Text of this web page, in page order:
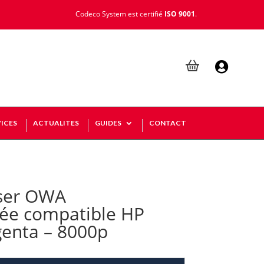
Codeco System est certifié ISO 9001.

ACTUALITES GUIDES CONTACT
OWA
compatible HP
– 8000p